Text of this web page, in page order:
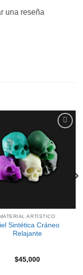
una reseña
lista de
deseos
ARTÍSTICO
Sintética Cráneo
Relajante
$45,000